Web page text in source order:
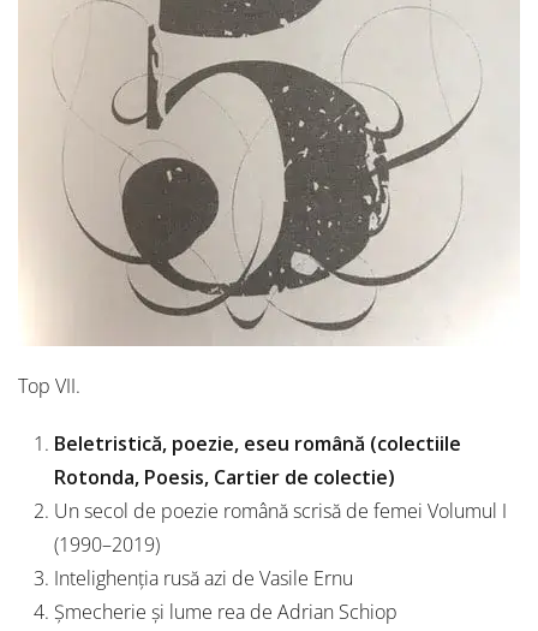
Top VII.
Beletristică, poezie, eseu română (colectiile
Rotonda, Poesis, Cartier de colectie)
Un secol de poezie română scrisă de femei Volumul I
(1990–2019)
Intelighenția rusă azi de Vasile Ernu
Șmecherie și lume rea de Adrian Schiop